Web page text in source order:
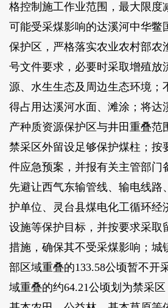
格控制施工作业范围，最大限度
可能受采煤影响的达溪河中华鳖
保护区，严格落实农业农村部农
号文件要求，必要时采取增殖放
源、水生生态及周边生态环境；
得占用达溪河水面、滩涂；将达
产种质资源保护区与井田重叠范
禁采区外留设足够保护煤柱；按
件应急预案，并报有关主管部门
先避让西气东输管线、输电线路
护单位、灵台县煤电化工循环经
设施等保护目标，并按要求采取
措施，确保其不受采煤影响；城
部区域重叠的133.58公顷暂不开
域重叠的约64.21公顷划为禁采